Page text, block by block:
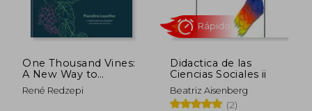
One Thousand Vines:
A New Way to
Understand Wine (en
Inglés)
René Redzepi
Didactica de las
Ciencias Sociales ii
Beatriz Aisenberg
(2)